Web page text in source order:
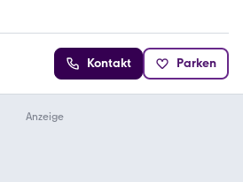
Kontakt Parken